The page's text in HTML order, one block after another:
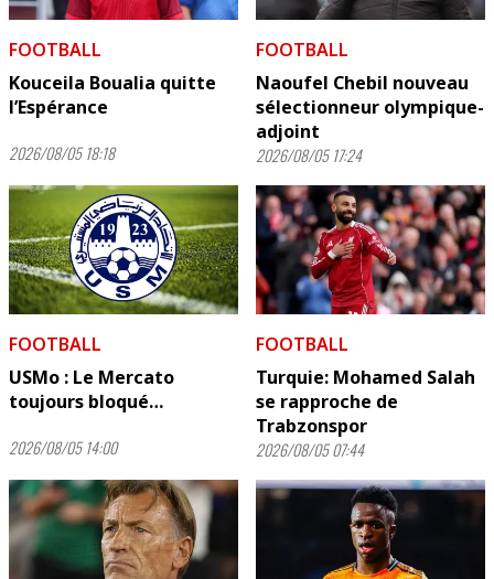
FOOTBALL
Kouceila Boualia quitte
l’Espérance
2026/08/05 18:18
FOOTBALL
Naoufel Chebil nouveau
sélectionneur olympique-
adjoint
2026/08/05 17:24
FOOTBALL
USMo : Le Mercato
toujours bloqué…
2026/08/05 14:00
FOOTBALL
Turquie: Mohamed Salah
se rapproche de
Trabzonspor
2026/08/05 07:44